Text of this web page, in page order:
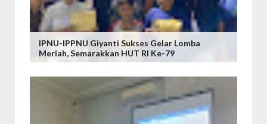
IPNU-IPPNU Giyanti Sukses Gelar Lomba
Meriah, Semarakkan HUT RI Ke-79